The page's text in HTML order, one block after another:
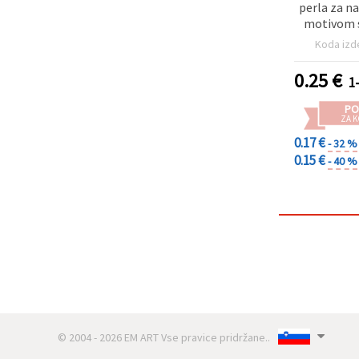
perla za
motivom
mm,
Koda
0.25€
ZA
0.17 €- 32 %
0.15 €- 40 %
© 2004 - 2026 EM ART Vse pravice pridržane..